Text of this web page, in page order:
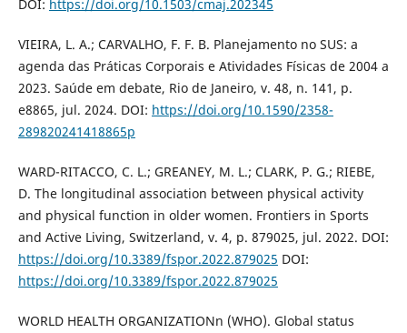
DOI: https://doi.org/10.1503/cmaj.202345
VIEIRA, L. A.; CARVALHO, F. F. B. Planejamento no SUS: a
agenda das Práticas Corporais e Atividades Físicas de 2004 a
2023. Saúde em debate, Rio de Janeiro, v. 48, n. 141, p.
e8865, jul. 2024. DOI: https://doi.org/10.1590/2358-
289820241418865p
WARD-RITACCO, C. L.; GREANEY, M. L.; CLARK, P. G.; RIEBE,
D. The longitudinal association between physical activity
and physical function in older women. Frontiers in Sports
and Active Living, Switzerland, v. 4, p. 879025, jul. 2022. DOI:
https://doi.org/10.3389/fspor.2022.879025 DOI:
https://doi.org/10.3389/fspor.2022.879025
WORLD HEALTH ORGANIZATIONn (WHO). Global status